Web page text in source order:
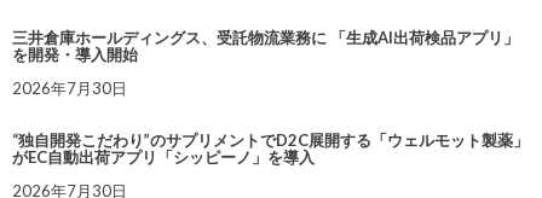
三井倉庫ホールディングス、受託物流業務に 「生成AI出荷検品アプリ」
を開発・導入開始
2026年7月30日
“独自開発こだわり”のサプリメントでD2C展開する「ウェルモット製薬」
がEC自動出荷アプリ「シッピーノ」を導入
2026年7月30日